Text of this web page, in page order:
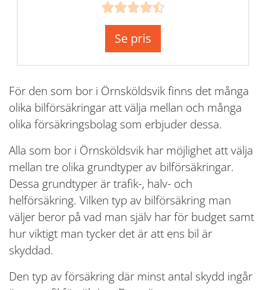
Se pris
För den som bor i Örnsköldsvik finns det många
olika bilförsäkringar att välja mellan och många
olika försäkringsbolag som erbjuder dessa.
Alla som bor i Örnsköldsvik har möjlighet att välja
mellan tre olika grundtyper av bilförsäkringar.
Dessa grundtyper är trafik-, halv- och
helförsäkring. Vilken typ av bilförsäkring man
väljer beror på vad man själv har för budget samt
hur viktigt man tycker det är att ens bil är
skyddad.
Den typ av försäkring där minst antal skydd ingår